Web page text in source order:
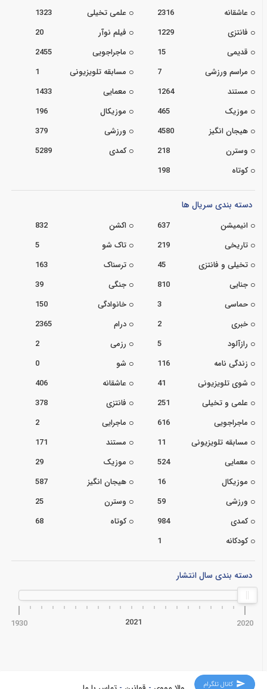
عاشقانه
2316 علمی تخیلی
1323
فانتزی
1229 فیلم نوآر
20
قدیمی
15 ماجراجویی
2455
مراسم ورزشی
7 مسابقه تلویزیونی
1
مستند
1264 معمایی
1433
موزیک
465 موزیکال
196
هیجان انگیز
4580 ورزشی
379
وسترن
218 کمدی
5289
کوتاه
198
دسته بندی سریال ها
انیمیشن 637 اکشن
832
تاریخی
219 تاک شو
5
تخیلی و فانتزی
45 ترسناک
163
جنایی
810 جنگی
39
حماسی
3 خانوادگی
150
خبری
2 درام
2365
رازآلود
5 رزمی
2
زندگی نامه
116 شو
0
شوی تلویزیونی
41 عاشقانه
406
علمی و تخیلی
251 فانتزی
378
ماجراجویی
616 ماجرایی
2
مسابقه تلویزیونی
11 مستند
171
معمایی
524 موزیک
29
موزیکال
16 هیجان انگیز
587
ورزشی
59 وسترن
25
کمدی
984 کوتاه
68
کودکانه
1
دسته بندی سال انتشار
1930 2020
2021
کانال تلگرام